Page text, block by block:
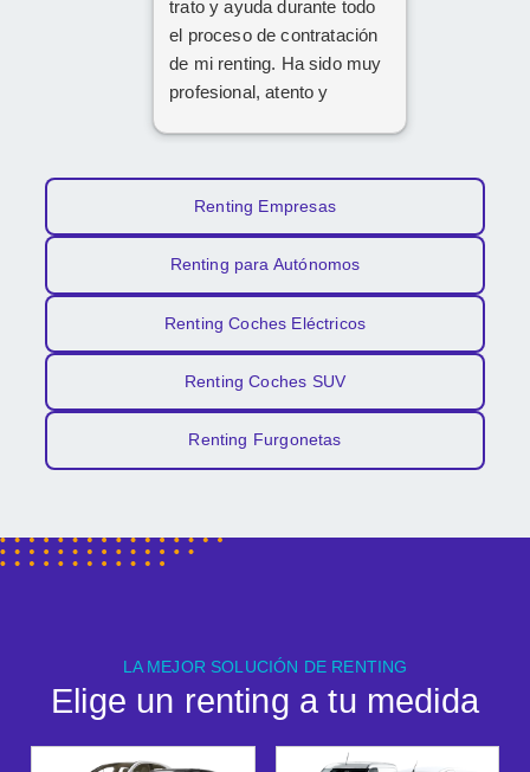
trato y ayuda durante todo
el proceso de contratación
de mi renting. Ha sido muy
profesional, atento y
Renting Empresas
Renting para Autónomos
Renting Coches Eléctricos
Renting Coches SUV
Renting Furgonetas
LA MEJOR SOLUCIÓN DE RENTING
Elige un renting a tu medida